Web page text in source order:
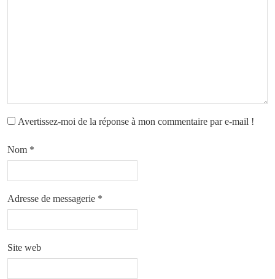
Avertissez-moi de la réponse à mon commentaire par e-mail !
Nom *
Adresse de messagerie *
Site web